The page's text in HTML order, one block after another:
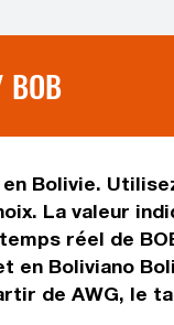
BOB
Bolivie.
La valeur
réel de
en Boliviano
de AWG, le